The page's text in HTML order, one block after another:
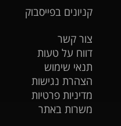
קניונים בפייסבוק
צור קשר
דווח על טעות
תנאי שימוש
הצהרת נגישות
מדיניות פרטיות
משרות באתר